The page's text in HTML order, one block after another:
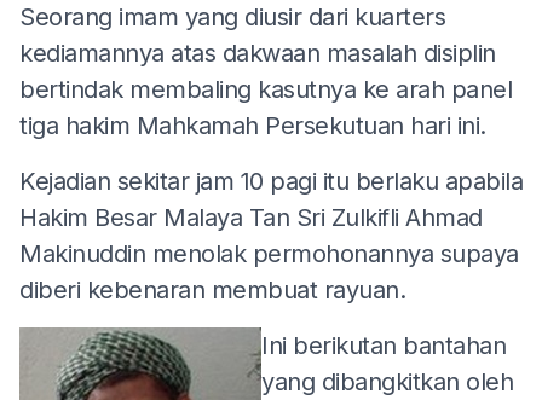
Seorang imam yang diusir dari kuarters
kediamannya atas dakwaan masalah disiplin
bertindak membaling kasutnya ke arah panel
tiga hakim Mahkamah Persekutuan hari ini.
Kejadian sekitar jam 10 pagi itu berlaku apabila
Hakim Besar Malaya Tan Sri Zulkifli Ahmad
Makinuddin menolak permohonannya supaya
diberi kebenaran membuat rayuan.
Ini berikutan bantahan
yang dibangkitkan oleh